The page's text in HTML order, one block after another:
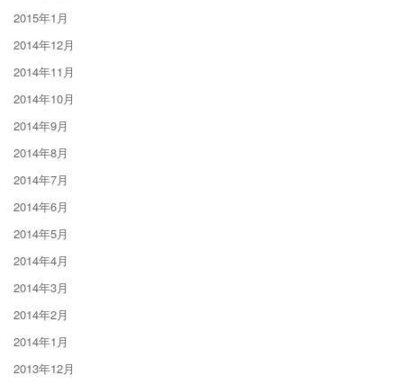
2015年1月
2014年12月
2014年11月
2014年10月
2014年9月
2014年8月
2014年7月
2014年6月
2014年5月
2014年4月
2014年3月
2014年2月
2014年1月
2013年12月